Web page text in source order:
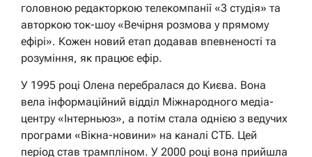
головною редакторкою телекомпанії «3 студія» та
авторкою ток-шоу «Вечірня розмова у прямому
ефірі». Кожен новий етап додавав впевненості та
розуміння, як працює ефір.
У 1995 році Олена перебралася до Києва. Вона
вела інформаційний відділ Міжнародного медіа-
центру «Інтерньюз», а потім стала однією з ведучих
програми «Вікна-новини» на каналі СТБ. Цей
період став трампліном. У 2000 році вона прийшла